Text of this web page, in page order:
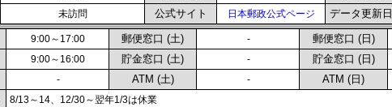
未訪問 公式サイト 日本郵政公式ページ データ更新日
9:00～17:00 郵便窓口 (土) - 郵便窓口 (日)
9:00～16:00 貯金窓口 (土) - 貯金窓口 (日)
- ATM (土) - ATM (日)
8/13～14、12/30～翌年1/3は休業